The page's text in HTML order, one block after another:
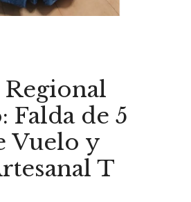
Falda de 5
Vuelo y
T